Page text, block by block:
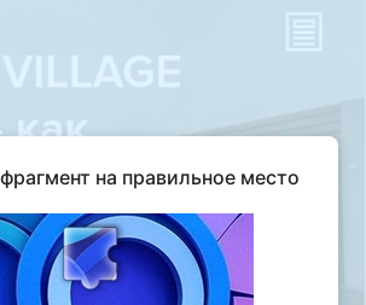
на правильное место